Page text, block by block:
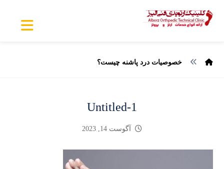
خصوصیات درد پاشنه چیست؟
Untitled-1
آگوست 14, 2023